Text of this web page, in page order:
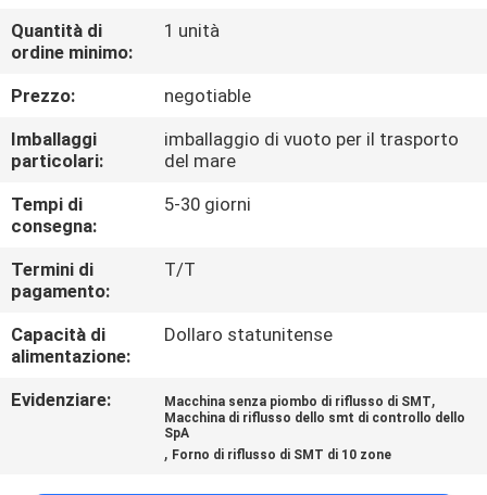
CONTROLLO
DI
QUALITÀ
CONTATTICI
NOTIZIE
RICHIEDA
UNA
Quantità di
ordine minimo:
1 unità
Prezzo:
negotiable
Imballaggi
particolari:
imballaggio di vuoto per il trasporto
del mare
Tempi di
consegna:
5-30 giorni
Termini di
pagamento:
T/T
Capacità di
alimentazione:
Dollaro statunitense
Evidenziare: Macchina senza piombo di riflusso di SMT,
Macchina di riflusso dello smt di controllo dello
SpA
, Forno di riflusso di SMT di 10 zone